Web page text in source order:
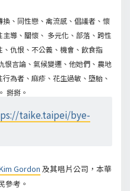
、同性戀、禽流感、倡議者、懷
導、關懷、 多元化、部落、跨性
仇恨、不公義、機會、飲食指
恨言論、氣候變遷、他她們、農地
為者、麻疹、花生過敏、墮胎、
掰掰。
taike.taipei/bye-
Gordon 及其唱片公司，本華
參考。